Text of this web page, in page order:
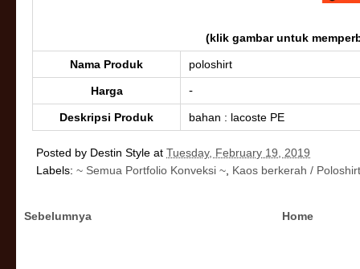
(klik gambar untuk
Nama Produk poloshirt
Harga -
Deskripsi Produk bahan : lacoste PE
Posted by Destin Style at Tuesday, February 19, 2019
Labels: ~ Semua Portfolio Konveksi ~ Kaos berkerah / Poloshirt
Sebelumnya Home